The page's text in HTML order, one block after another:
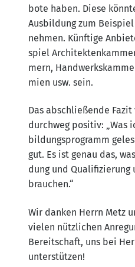
bo­te haben. Die­se
Aus­bil­dung zum
neh­men. Künf­ti­ge
spiel
mern,
mien usw. sein.
Das abschlie­ßen­de
durch­weg posi­tiv: „Was
bil­dungs­pro­gramm
gut. Es ist genau das,
dung und
brauchen.“
Wir dan­ken Herrn Metz
vie­len nütz­li­chen
Bereit­schaft, uns bei
unterstützen!